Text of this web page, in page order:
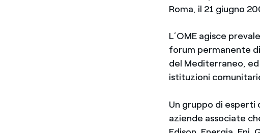
Roma, il 21 giugno
L’OME agisce
forum permanente
del Mediterraneo,
istituzioni
Un gruppo di esperti
aziende associate